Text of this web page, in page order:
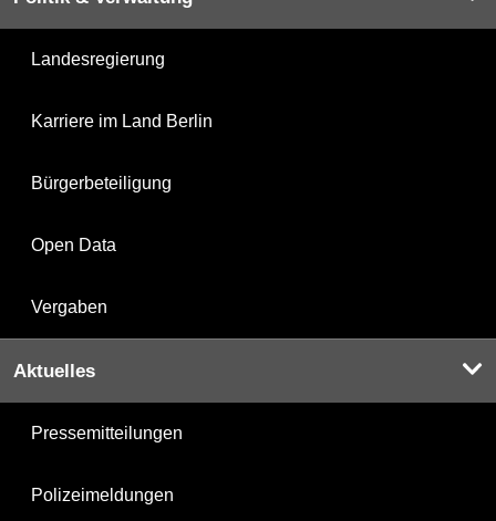
Landesregierung
Karriere im Land Berlin
Bürgerbeteiligung
Open Data
Vergaben
Aktuelles
Pressemitteilungen
Polizeimeldungen